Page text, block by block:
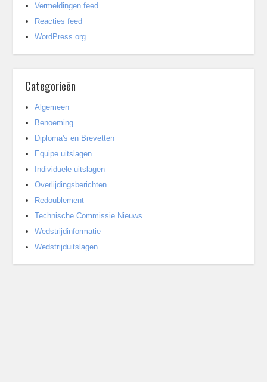
Vermeldingen feed
Reacties feed
WordPress.org
Categorieën
Algemeen
Benoeming
Diploma's en Brevetten
Equipe uitslagen
Individuele uitslagen
Overlijdingsberichten
Redoublement
Technische Commissie Nieuws
Wedstrijdinformatie
Wedstrijduitslagen